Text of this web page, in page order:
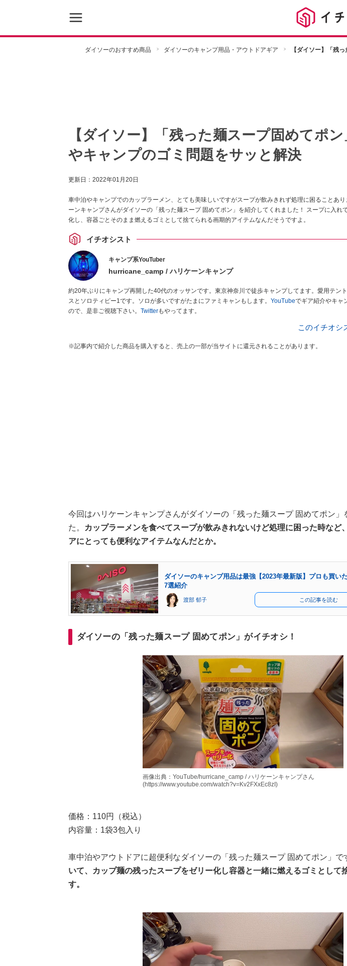
ダイソーのおすすめ商品 ダイソーのキャンプ用品・アウトドアギア 【ダイソー】「残
【ダイソー】「残った麺スープ固めてポ
やキャンプのゴミ問題をサッと解決
更新日： 2022年01月20日
車中泊やキャンプでのカップラーメン、とても美味しいですがスープが飲みきれず処理に困ることあ
ーンキャンプさんがダイソーの「残った麺スープ 固めてポン」を紹介してくれました！ スープに入れ
化し、容器ごとそのまま燃えるゴミとして捨てられる画期的アイテムなんだそうですよ。
イチオシスト
キャンプ系YouTuber
hurricane_camp / ハリケーンキャンプ
約20年ぶりにキャンプ再開した40代のオッサンです。東京神奈川で徒歩キャンプしてます。愛用テン
スとソロティピー1です。ソロが多いですがたまにファミキャンもします。 YouTubeでギア紹介やキャ
ので、是非ご視聴下さい。 Twitterもやってます。
このイチオシ
※記事内で紹介した商品を購入すると、売上の一部が当サイトに還元されることがあります。
今回はハリケーンキャンプさんがダイソーの「残った麺スープ 固めてポン」
た。
カップラーメンを食べてスープが飲みきれないけど処理に困った時など
アにとっても便利なアイテムなんだとか。
ダイソーのキャンプ用品は最強【2023年最新版】プロも買い
7選紹介
渡部 郁子 この記事を読む
ダイソーの「残った麺スープ 固めてポン」がイチオシ！
画像出典：YouTube/hurricane_camp / ハリケーンキャンプさん
(https://www.youtube.com/watch?v=Kv2FXxEc8zI)
価格：110円（税込）
内容量：1袋3包入り
車中泊やアウトドアに超便利なダイソーの「残った麺スープ 固めてポン」で
いて、カップ麺の残ったスープをゼリー化し容器と一緒に燃えるゴミとして
す。